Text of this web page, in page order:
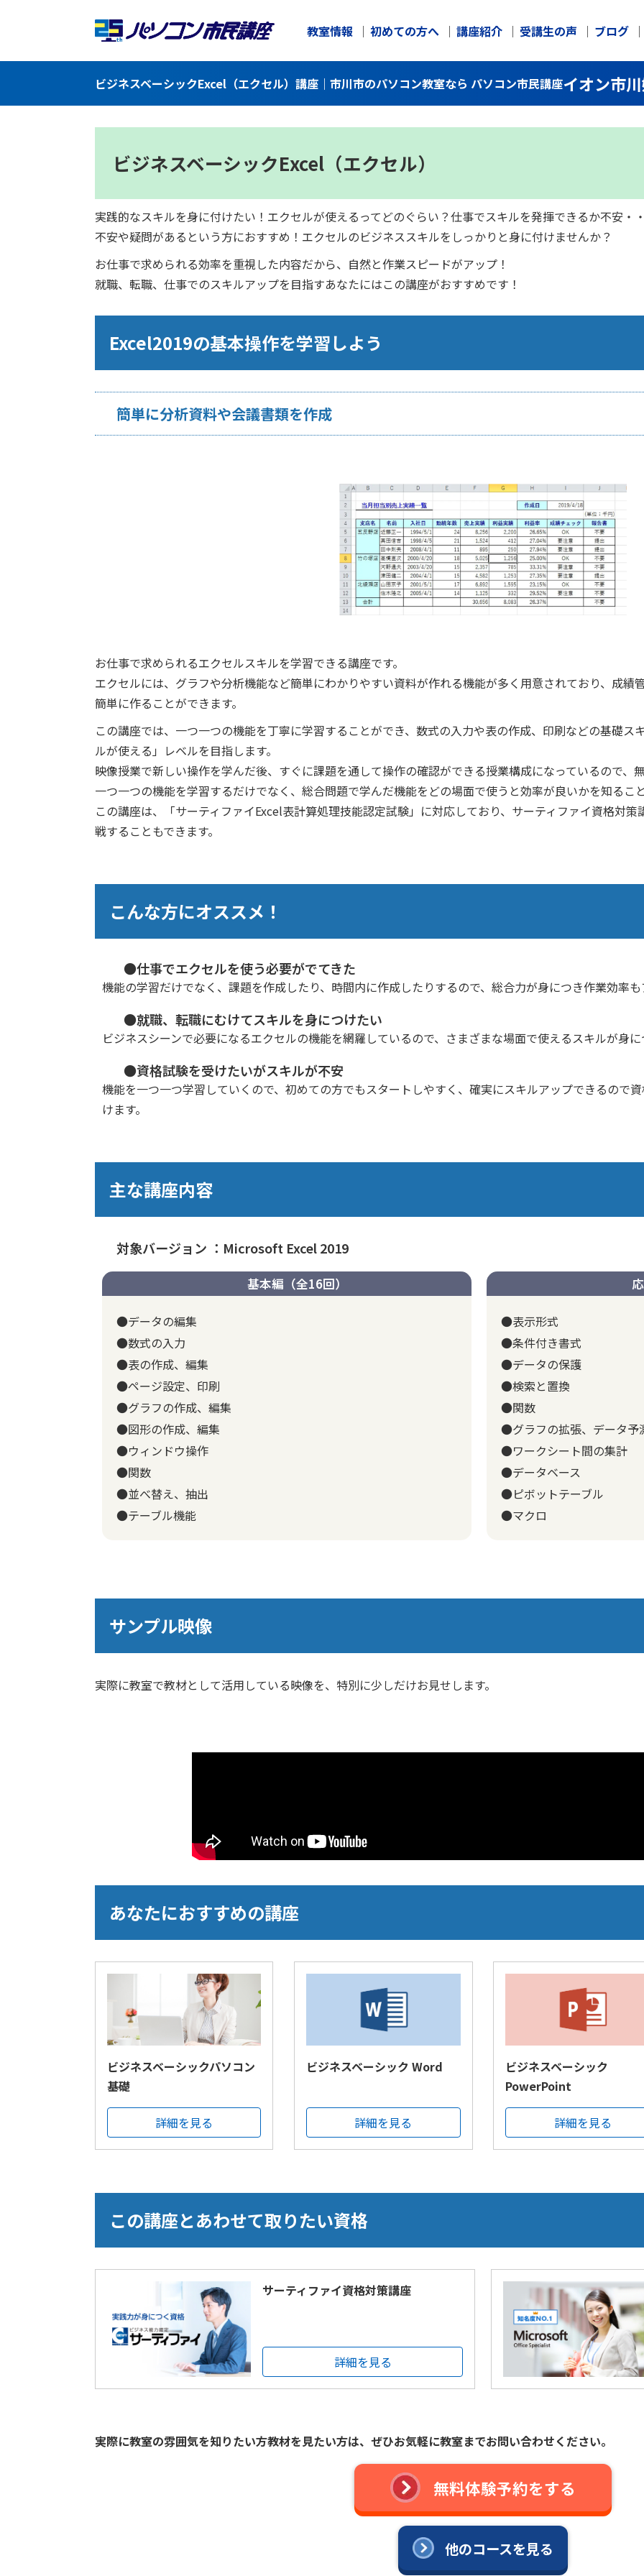
教室情報 初めての方へ 講座紹介 受講生の声 ブログ
ビジネスベーシックExcel（エクセル）講座｜市川市のパソコン教室なら パソコン市民講座イオン市
ビジネスベーシックExcel（エクセル）
実践的なスキルを身に付けたい！エクセルが使えるってどのぐらい？仕事でスキルを発揮できるか不安・
不安や疑問があるという方におすすめ！エクセルのビジネススキルをしっかりと身に付けませんか？
お仕事で求められる効率を重視した内容だから、自然と作業スピードがアップ！
就職、転職、仕事でのスキルアップを目指すあなたにはこの講座がおすすめです！
Excel2019の基本操作を学習しよう
簡単に分析資料や会議書類を作成
お仕事で求められるエクセルスキルを学習できる講座です。
エクセルには、グラフや分析機能など簡単にわかりやすい資料が作れる機能が多く用意されており、成績
簡単に作ることができます。
この講座では、一つ一つの機能を丁寧に学習することができ、数式の入力や表の作成、印刷などの基礎ス
ルが使える」レベルを目指します。
映像授業で新しい操作を学んだ後、すぐに課題を通して操作の確認ができる授業構成になっているので、
一つ一つの機能を学習するだけでなく、総合問題で学んだ機能をどの場面で使うと効率が良いかを知るこ
この講座は、「サーティファイExcel表計算処理技能認定試験」に対応しており、サーティファイ資格対
戦することもできます。
こんな方にオススメ！
●仕事でエクセルを使う必要がでてきた
機能の学習だけでなく、課題を作成したり、時間内に作成したりするので、総合力が身につき作業効率
●就職、転職にむけてスキルを身につけたい
ビジネスシーンで必要になるエクセルの機能を網羅しているので、さまざまな場面で使えるスキルが身
●資格試験を受けたいがスキルが不安
機能を一つ一つ学習していくので、初めての方でもスタートしやすく、確実にスキルアップできるので
けます。
主な講座内容
対象バージョン ：Microsoft Excel 2019
基本編（全16回）
●データの編集
●数式の入力
●表の作成、編集
●ページ設定、印刷
●グラフの作成、編集
●図形の作成、編集
●ウィンドウ操作
●関数
●並べ替え、抽出
●テーブル機能
●表示形式
●条件付き書式
●データの保護
●検索と置換
●関数
●グラフの拡張、データ予
●ワークシート間の集計
●データベース
●ピボットテーブル
●マクロ
サンプル映像
実際に教室で教材として活用している映像を、特別に少しだけお見せします。
あなたにおすすめの講座
ビジネスベーシックパソコン
基礎
詳細を見る
ビジネスベーシック Word
詳細を見る
ビジネスベーシック
PowerPoint
詳細を見る
この講座とあわせて取りたい資格
サーティファイ資格対策講座
詳細を見る
実際に教室の雰囲気を知りたい方教材を見たい方は、 ぜひお気軽に教室までお問い合わせください。
無料体験予約をする
他のコースを見る